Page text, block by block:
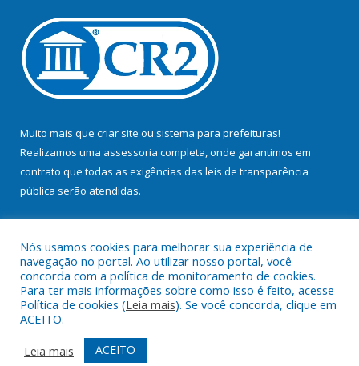
Muito mais que criar site ou sistema para prefeituras!
Realizamos uma assessoria completa, onde garantimos em
contrato que todas as exigências das leis de transparência
pública serão atendidas.
Todos os direitos reservados a Prefeitura Municipal de Bujaru.
Mapa do Site
Acessar Área Administrativa
Nós usamos cookies para melhorar sua experiência de
navegação no portal. Ao utilizar nosso portal, você
concorda com a política de monitoramento de cookies.
Para ter mais informações sobre como isso é feito, acesse
Política de cookies (Leia mais). Se você concorda, clique em
ACEITO.
Leia mais
ACEITO